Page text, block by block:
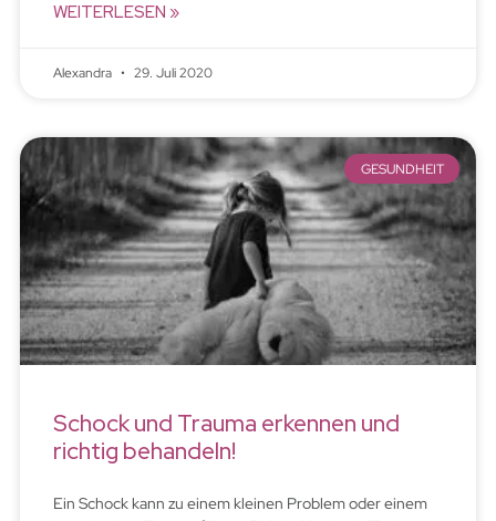
WEITERLESEN »
Alexandra 29. Juli 2020
GESUNDHEIT
Schock und Trauma erkennen und
richtig behandeln!
Ein Schock kann zu einem kleinen Problem oder einem